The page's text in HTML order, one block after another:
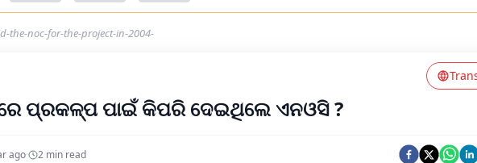
the-noc-for-the-project-in-2004-
ପ୍ରକଳ୍ପ ପାଇଁ କିପରି ଦେଇଥିଲେ ଏନଓସି ?
ago· 2 min read